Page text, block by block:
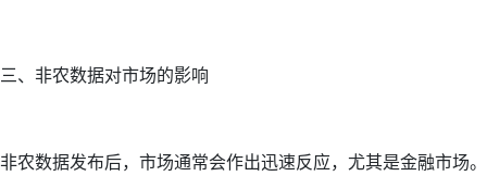
三、非农数据对市场的影响
非农数据发布后，市场通常会作出迅速反应，尤其是金融市场。